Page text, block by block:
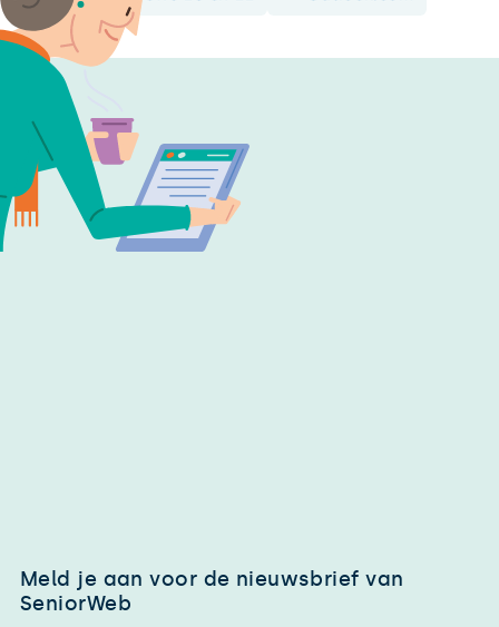
Meld je aan voor de nieuwsbrief van
SeniorWeb